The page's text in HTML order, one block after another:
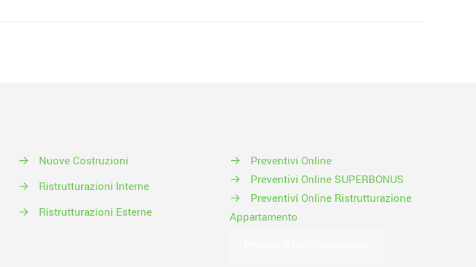
→
Nuove Costruzioni
→
Ristrutturazioni Interne
→
Ristrutturazioni Esterne
→
Preventivi Online
→
Preventivi Online SUPERBONUS
→
Preventivi Online Ristrutturazione
Appartamento